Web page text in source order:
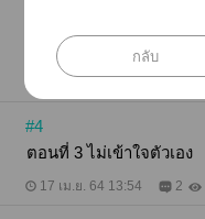
ตอนที่ 2 จากไกล
#4
ตอนที่ 3 ไม่เข้าใจตัวเอง
17 เม.ย. 64 13:54 2
กลับ